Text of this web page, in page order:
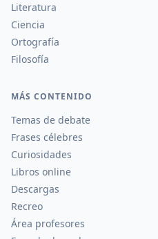
Literatura
Ciencia
Ortografía
Filosofía
MÁS CONTENIDO
Temas de debate
Frases célebres
Curiosidades
Libros online
Descargas
Recreo
Área profesores